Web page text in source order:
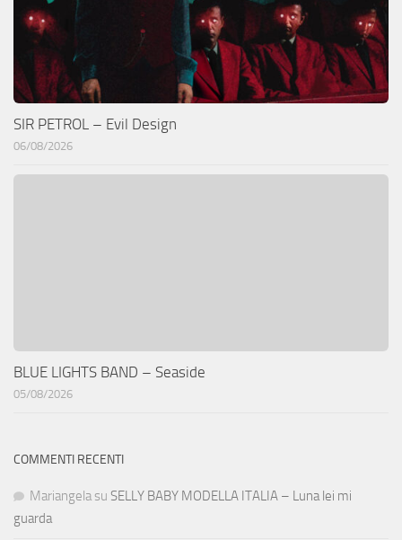
SIR PETROL – Evil Design
06/08/2026
BLUE LIGHTS BAND – Seaside
05/08/2026
COMMENTI RECENTI
Mariangela su SELLY BABY MODELLA ITALIA – Luna lei mi
guarda